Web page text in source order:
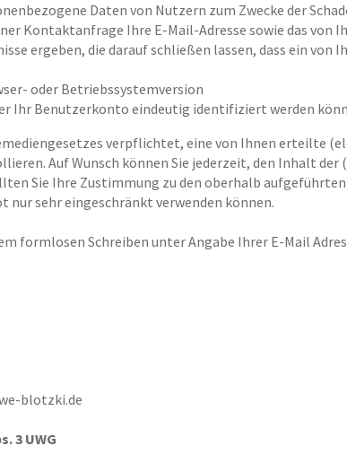
Daten von Nutzern zum Zwecke der
Kontaktanfrage Ihre E-Mail-Adresse sowie das von
ergeben, die darauf schließen lassen, dass ein
oder Betriebssystemversion
Ihr Benutzerkonto eindeutig identifiziert werden
verpflichtet, eine von Ihnen erteilte
Auf Wunsch können Sie jederzeit, den Inhalt
Sie Ihre Zustimmung zu den oberhalb
nur sehr eingeschränkt verwenden können.
formlosen Schreiben unter Angabe Ihrer E-Mail
blotzki.de
3 UWG